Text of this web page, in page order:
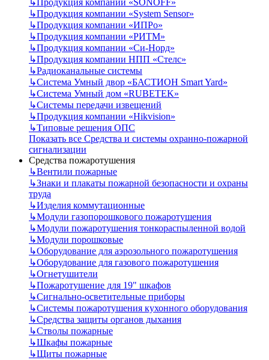
↳Продукция компании «SONOFF»
↳Продукция компании «System Sensor»
↳Продукция компании «ИПРо»
↳Продукция компании «РИТМ»
↳Продукция компании «Си-Норд»
↳Продукция компании НПП «Стелс»
↳Радиоканальные системы
↳Система Умный двор «БАСТИОН Smart Yard»
↳Система Умный дом «RUBETEK»
↳Системы передачи извещений
↳Продукция компании «Hikvision»
↳Типовые решения ОПС
Показать все Средства и системы охранно-пожарной
сигнализации
Средства пожаротушения
↳Вентили пожарные
↳Знаки и плакаты пожарной безопасности и охраны
труда
↳Изделия коммутационные
↳Модули газопорошкового пожаротушения
↳Модули пожаротушения тонкораспыленной водой
↳Модули порошковые
↳Оборудование для аэрозольного пожаротушения
↳Оборудование для газового пожаротушения
↳Огнетушители
↳Пожаротушение для 19" шкафов
↳Сигнально-осветительные приборы
↳Системы пожаротушения кухонного оборудования
↳Средства защиты органов дыхания
↳Стволы пожарные
↳Шкафы пожарные
↳Щиты пожарные